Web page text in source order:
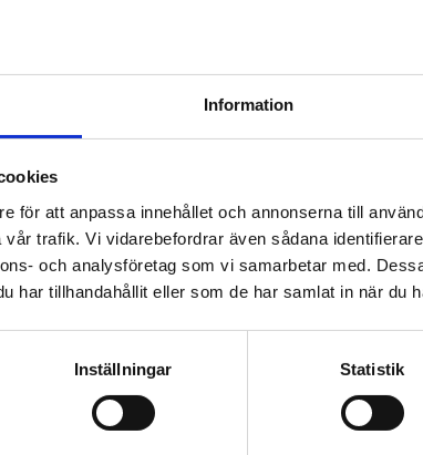
Information
för att anpassa innehållet och annonserna till
trafik. Vi vidarebefordrar även sådana
och analysföretag som vi samarbetar med.
har tillhandahållit eller som de har samlat in när du
Inställningar Statistik
100 MM 4-
Nytt
till takboxen?